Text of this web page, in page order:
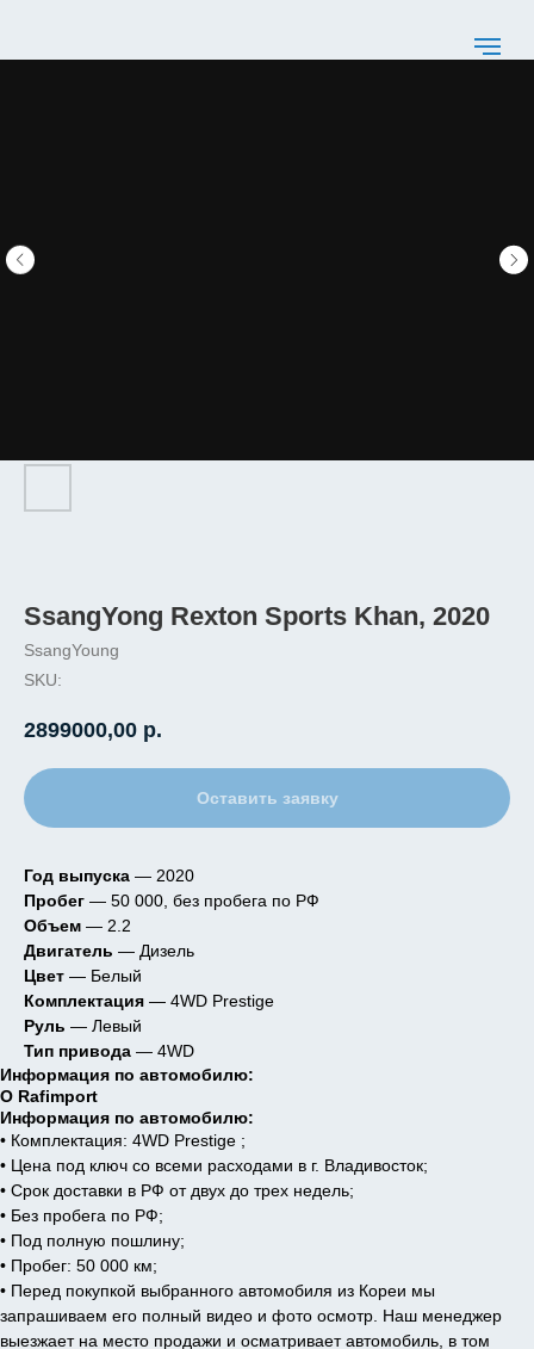
SsangYong Rexton Sports Khan, 2020
SsangYoung
SKU:
2899000,00 р.
Оставить заявку
Год выпуска — 2020
Пробег — 50 000, без пробега по РФ
Объем — 2.2
Двигатель — Дизель
Цвет — Белый
Комплектация — 4WD Prestige
Руль — Левый
Тип привода — 4WD
Информация по автомобилю:
О Rafimport
Информация по автомобилю:
• Комплектация: 4WD Prestige ;
• Цена под ключ со всеми расходами в г. Владивосток;
• Срок доставки в РФ от двух до трех недель;
• Без пробега по РФ;
• Под полную пошлину;
• Пробег: 50 000 км;
• Перед покупкой выбранного автомобиля из Кореи мы
запрашиваем его полный видео и фото осмотр. Наш менеджер
выезжает на место продажи и осматривает автомобиль, в том